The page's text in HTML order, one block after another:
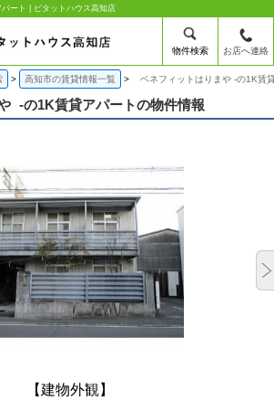
ート | ピタットハウス高知店
物件検索 お店へ連絡
高知市の賃貸情報一覧 ベネフィットはりまや -の1K賃
-の1K賃貸アパートの物件情報
【建物外観】